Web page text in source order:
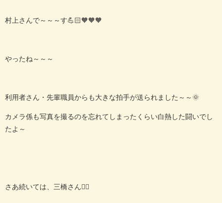
村上さんで～～～す💪🏻🧡🧡🧡
やったね～～～
利用者さん・先輩職員からも大きな拍手が送られました～～🌞
カメラ係も写真を撮るのを忘れてしまったくらい白熱した闘いでし
たよ～
さあ続いては、三橋さん🏳‍🌈